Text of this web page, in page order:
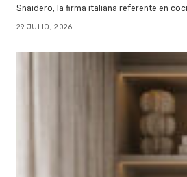
Snaidero, la firma italiana referente en
29 JULIO, 2026